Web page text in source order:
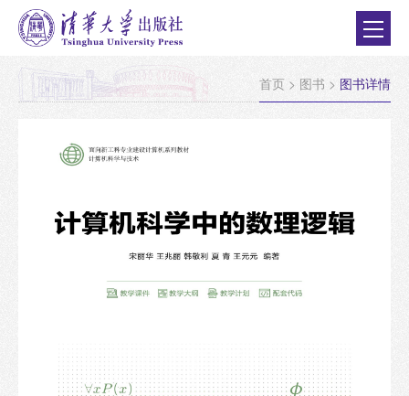
首页 > 图书 > 图书详情